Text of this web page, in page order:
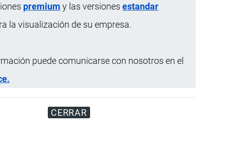
premium y las versiones estandar
la visualización de su empresa.
puede comunicarse con nosotros en el
CERRAR